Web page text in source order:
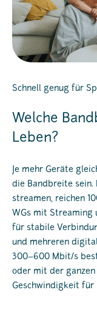
Schnell genug für
Welche
Leben?
Je mehr Geräte
die Bandbreite sein.
streamen, reichen
WGs mit Streaming
für stabile
und mehreren
300–600 Mbit/s
oder mit der ganzen
Geschwindigkeit für